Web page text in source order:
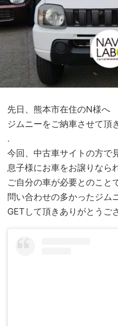
先日、熊本市在住のN様へ
ジムニーをご納車させて頂
.
今回、中古車サイトの方で
息子様にお車をお譲りなら
ご自分の車が必要とのこと
問い合わせの多かったジム
GETして頂きありがとうご